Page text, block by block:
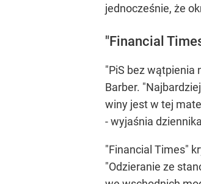
jednocześnie, że
"Financial
"PiS bez wątpienia
Barber.
winy jest w tej
- wyjaśnia
"Financial Times"
"Odzieranie ze